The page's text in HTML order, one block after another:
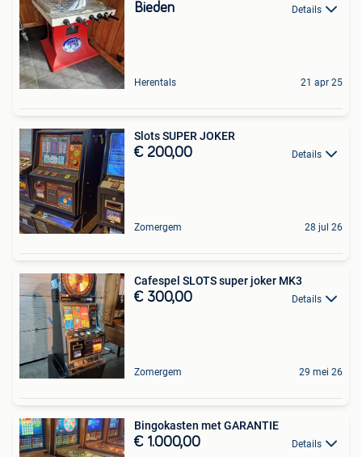
Bieden Details
Herentals 21 apr 25
Slots SUPER JOKER
€ 200,00 Details
Zomergem 28 jul 26
Cafespel SLOTS super joker MK3
€ 300,00 Details
Zomergem 29 mei 26
Bingokasten met GARANTIE
€ 1.000,00 Details